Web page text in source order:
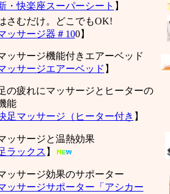
・快楽座スーパーシート 】
さむだけ。どこでもOK!
ッサージ器＃100】
ッサージ機能付きエアーベッド
ッサージエアーベッド 】
の疲れにマッサージとヒーターの
能
足マッサージ（ヒーター付き 】
ッサージと温熱効果
ラックス 】
ッサージ効果のサポーター
ッサージサポーター「アシカー